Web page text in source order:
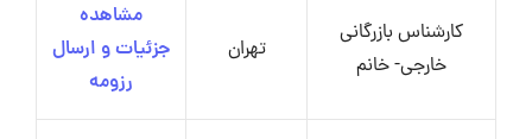
کارشناس بازرگانی
خارجی- خانم
تهران
مشاهده
جزئیات و ارسال
رزومه